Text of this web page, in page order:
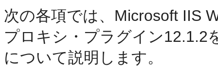
次の各項では、Microsoft IIS
プロキシ・プラグイン12.1.2
について説明します。